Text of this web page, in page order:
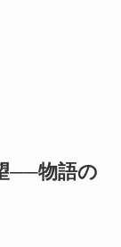
──物語の